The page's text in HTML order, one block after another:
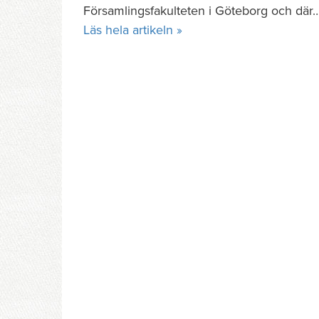
Församlingsfakulteten i Göteborg och
Läs hela artikeln »